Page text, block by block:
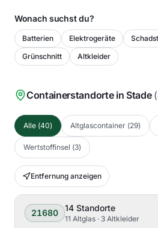
Wonach suchst du?
Batterien Elektrogeräte
Grünschnitt
Altkleider
Containerstandorte in Stade (
Alle (40) Altglascontainer (29)
Wertstoffinsel (3)
Entfernung anzeigen
21680 14 Standorte
11 Altglas · 3 Altkleider